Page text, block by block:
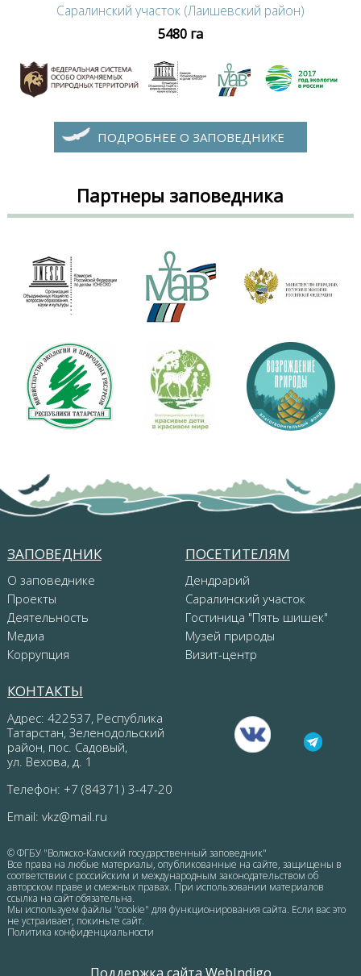
Саралинский участок (Лаишевский район)
5480 га
ПОДРОБНЕЕ О ЗАПОВЕДНИКЕ
Партнеры заповедника
ЗАПОВЕДНИК
О заповеднике
Проекты
Деятельность
Медиа
Коррупция
ПОСЕТИТЕЛЯМ
Дендрарий
Саралинский участок
Гостиница "Пять шишек"
Музей природы
Визит-центр
КОНТАКТЫ
Адрес: 422537, Республика
Татарстан, Зеленодольский
район, пос. Садовый,
ул. Вехова, д. 1
Телефон: +7 (84371) 3-47-20
Email: vkz@mail.ru
© ФГБУ "Волжско-Камский государственный заповедник"
Все права на любые материалы, опубликованные на сайте, защищены в
соответствии с российским и международным законодательством об
авторском праве и смежных правах. При использовании материалов
ссылка на сайт обязательна.
Мы используем файлы "cookie" для функционирования сайта. Если вас это
не устраивает, покиньте сайт.
Политика конфиденциальности